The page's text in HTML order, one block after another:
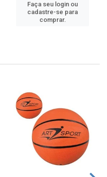
Faça seu login ou
cadastre-se para
comprar.